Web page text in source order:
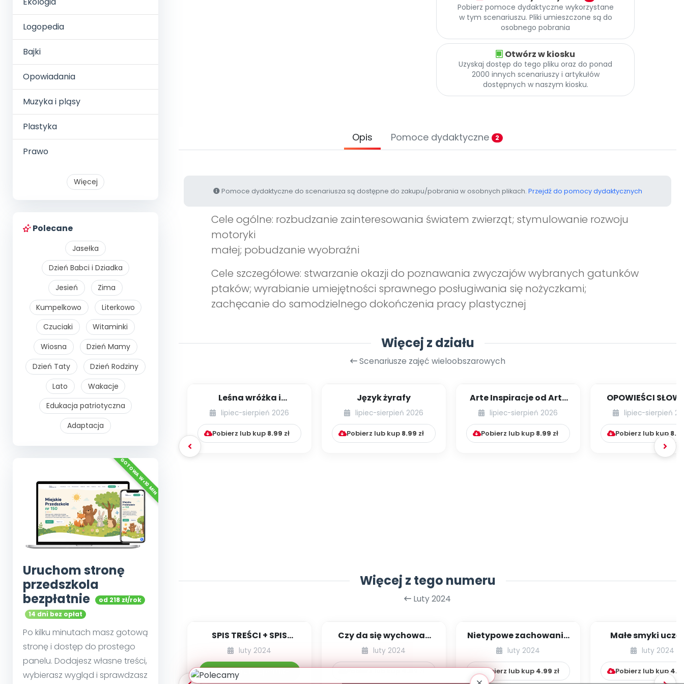
Logopedia
Bajki
Opowiadania
Muzyka i pląsy
Plastyka
Prawo
Więcej
Polecane
Jasełka
Dzień Babci i Dziadka
Jesień
Zima
Kumpelkowo
Literkowo
Czuciaki
Witaminki
Wiosna
Dzień Mamy
Dzień Taty
Dzień Rodziny
Lato
Wakacje
Edukacja patriotyczna
Adaptacja
Uruchom stronę
przedszkola
bezpłatnie
od 218 zł/rok
14 dni bez opłat
Po kilku minutach masz gotową
stronę i dostęp do prostego
panelu. Dodajesz własne treści,
wybierasz wygląd i sprawdzasz
Pobierz pomoce dydaktyczne wykorzystane
w tym scenariuszu. Pliki umieszczone są do
osobnego pobrania
Otwórz w kiosku
Uzyskaj dostęp do tego pliku oraz do ponad
2000 innych scenariuszy i artykułów
dostępnych w naszym kiosku.
Opis Pomoce dydaktyczne 2
Pomoce dydaktyczne do scenariusza są dostępne do zakupu/pobrania w osobnych plikach. Przejdź do pomocy dydaktycznych
Cele ogólne: rozbudzanie zainteresowania światem zwierząt; stymulowanie rozwoju
motoryki
małej; pobudzanie wyobraźni
Cele szczegółowe: stwarzanie okazji do poznawania zwyczajów wybranych gatunków
ptaków; wyrabianie umiejętności sprawnego posługiwania się nożyczkami;
zachęcanie do samodzielnego dokończenia pracy plastycznej
Więcej z działu
Scenariusze zajęć wieloobszarowych
Leśna wróżka i
przyjaciele
lipiec-sierpień 2026
Pobierz lub kup 8.99 zł
Język żyrafy
lipiec-sierpień 2026
Pobierz lub kup 8.99 zł
Arte Inspiracje od Art-
Teacherka [cz. 1]
lipiec-sierpień 2026
Pobierz lub kup 8.99 zł
OPOWIEŚCI
RUCHOWE NA
lipiec-sierpień
Pobierz lub kup
Więcej z tego numeru
Luty 2024
SPIS TREŚCI + SPIS
POMOCY
DYDAKTYCZNYCH
02.269/2024
luty 2024
Pobierz bezpłatnie
Czy da się wychować
dziecko bez kar i
nagród?
luty 2024
Pobierz lub kup4.99zł
Nietypowe zachowania
u dziecka – czy to
powód do niepok...
luty 2024
Pobierz lub kup 4.99 zł
Małe smyki uczą
muzyki iluty 2024
Pobierz lub kup